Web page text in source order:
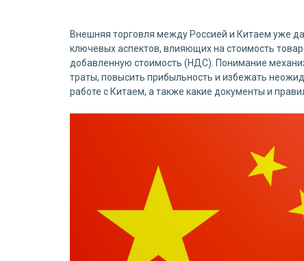
Внешняя торговля между Россией и Китаем уже
ключевых аспектов, влияющих на стоимость
добавленную стоимость (НДС). Понимание
траты, повысить прибыльность и избежать
работе с Китаем, а также какие документы и